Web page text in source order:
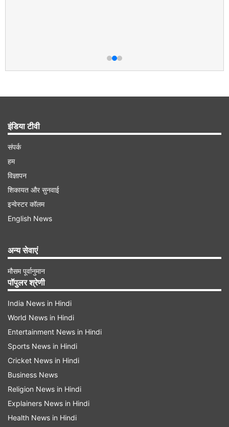
इंडिया टीवी
संपर्क
हम
विज्ञापन
शिकायत और सुनवाई
इन्वेस्टर कॉलम
English News
अन्य सेवाएं
मौसम पूर्वानुमान
पॉपुलर श्रेणी
India News in Hindi
World News in Hindi
Entertainment News in Hindi
Sports News in Hindi
Cricket News in Hindi
Business News
Religion News in Hindi
Explainers News in Hindi
Health News in Hindi